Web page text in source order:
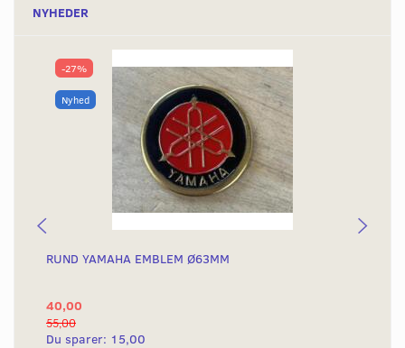
NYHEDER
-27%
Nyhed
RUND YAMAHA EMBLEM Ø63MM
40,00
55,00
Du sparer: 15,00